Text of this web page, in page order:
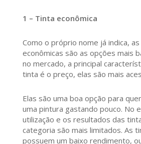
1 – Tinta econômica
Como o próprio nome já indica,
econômicas são as opções mais
no mercado, a principal
tinta é o preço, elas são mais
Elas são uma boa opção para
uma pintura gastando pouco. No
utilização e os resultados das
categoria são mais limitados. As
possuem um baixo rendimento,